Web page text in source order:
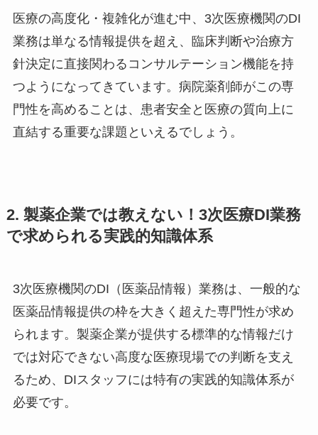
医療の高度化・複雑化が進む中、3次医療機関のDI
業務は単なる情報提供を超え、臨床判断や治療方
針決定に直接関わるコンサルテーション機能を持
つようになってきています。病院薬剤師がこの専
門性を高めることは、患者安全と医療の質向上に
直結する重要な課題といえるでしょう。
2. 製薬企業では教えない！3次医療DI業務
で求められる実践的知識体系
3次医療機関のDI（医薬品情報）業務は、一般的な
医薬品情報提供の枠を大きく超えた専門性が求め
られます。製薬企業が提供する標準的な情報だけ
では対応できない高度な医療現場での判断を支え
るため、DIスタッフには特有の実践的知識体系が
必要です。